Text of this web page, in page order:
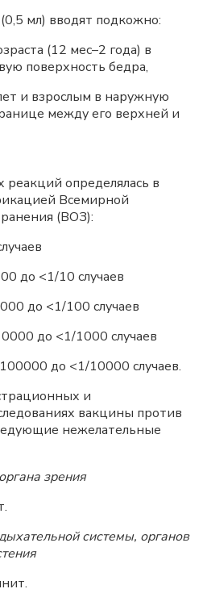
мл) вводят подкожно:
(12 мес–2 года) в
поверхность бедра,
и взрослым в наружную
между его верхней и
определялась в
Всемирной
(ВОЗ):
<1/10 случаев
до <1/100 случаев
до <1/1000 случаев
до <1/10000 случаев.
и
вакцины против
нежелательные
зрения
системы, органов